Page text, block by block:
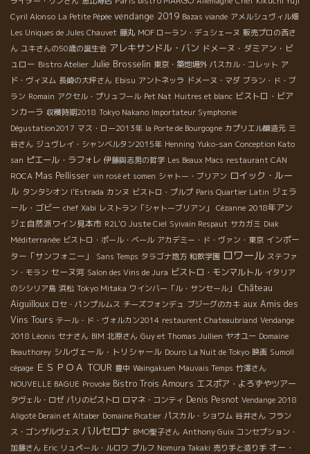
Cyril Alonso La Petite Pépée vendange 2019 Bazas viande アメルシュヴィル畑
Les Uniques de Jules Chauvet 藤丸 MOF ローラン・デュシェーヌ 販売プロの西さ
ん ユキさんの50歳の誕生会 アレキサンドル・バン ドメーヌ・ダミアン・ビ
ュロー Bistro Atelier Julie Brosselin 東京・築地場外 パスカル・コレット ア
ド・ヴィヌム 長崎の大坪さん Ebisu アントネッラ ドメーヌ・マダ ブラン・ド・ブ
ラン Romain アクセル・プリュフール Pet Nat Huitres et blanc ビストロ・ビア
ンカーラ 収穫時期2018 Tokyo Nakano Importateur Symphonie
Dégustation2017 マス・ロー2013年 la Porte de Bourgogne カプリエル醸造元 三
谷さん ジュヴレイ・シャンベルタン2015年 Henning Yuko-san Conception Kato
san ピエール・ラフォレ 伊藤與志男の哲学 Les Beaux Macs restaurant CAN
ROCA Mas Pellisser vin rosé et somen シャトー・ブリアン ロイック・ルー
ル タンタシオン l'Estrada カンヌ ビストロ・プルプ Paris Quartier Latin ジェラ
ール・ゴビー chef Xabi レストラン「シャトーブリアン」 Cézanne 2018年アン
ジェ自然派ワイン見本市 R2L'O Juste Ciel Syivain Respaut サカガミ Diak
Méditerranée ビストロ・ポール・ベール アカデミー・ド・ヴァン・東京 インポー
ター「サンフォニー」
Sans Temps タラゴナ地方 和飲学園 ロワール ステファ
ン・モラン セーヌ河 Salon des Vins de Jura ビストロ・モンマルトル イタリア
のシシリア島 浜松 Tokyo Mitaka ワインバー「ル・サンセール」
Château
Aiguilloux ロセ・パンプルムス チーズフォンデュ ブジーグのカキ aux Amis des
Vins Tours テール・ド・ヴォルカン2014 restaurent Chateaubriand Vendange
2018 Léonis セナさん BIM 北原さん Guy et Thomas Jullien ヤオユー Domaine
Beauthorey シルヴェール・トリシャール Douro La Nuit de Tokyo 映画 Sumoll
cépage ＥＳＰＯＡ TOUR 豊中 Waingakuen Mauvais Temps 竹澤さん
NOUVELLE BAGUE Provoke Bistro Trois Amours エスポア・よろずやツアー
タヴェル・ロゼ パリのビストロ ロマネ・コンティ Denis Pesnot Vendange 2018
Aligoté Derain et Altaber Domaine Picatier パスカル・ショワム 谷井さん フラン
ス・ゴンザルヴェス バルセロナ BMO聖子さん Anthony Guix コンセプション・
加藤さん Eric リュペール・ルロワ プルフ Nomura Takaki 売り手と造り手 オー・